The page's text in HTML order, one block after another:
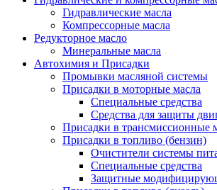
Гидравлические масла
Компрессорные масла
Редукторное масло
Минеральные масла
Автохимия и Присадки
Промывки масляной системы
Присадки в моторные масла
Специальные средства
Средства для защиты
Присадки в трансмиссионные
Присадки в топливо (бензин)
Очистители системы
Специальные средства
Защитные